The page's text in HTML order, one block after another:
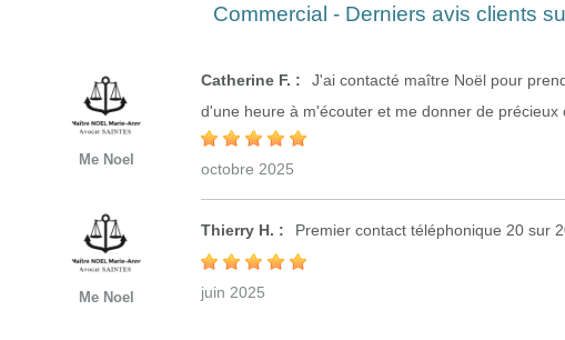
Commercial - Derniers avis clients
Me Noel
Catherine F. :
J'ai contacté maître Noël pour
d'une heure à m'écouter et me donner de précieux
octobre 2025
Me Noel
Thierry H. : Premier contact téléphonique 20 sur
juin 2025